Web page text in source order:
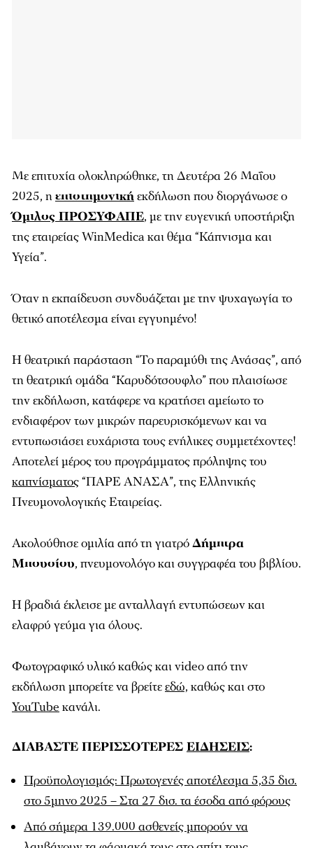
Με επιτυχία ολοκληρώθηκε, τη Δευτέρα 26 Μαΐου
2025, ηεπιστημονικήεκδήλωση που διοργάνωσε ο
Όμιλος ΠΡΟΣΥΦΑΠΕ, με την ευγενική υποστήριξη
της εταιρείας WinMedica και θέμα “Κάπνισμα και
Υγεία”.
Όταν η εκπαίδευση συνδυάζεται με την ψυχαγωγία το
θετικό αποτέλεσμα είναι εγγυημένο!
Η θεατρική παράσταση “Το παραμύθι της Ανάσας”, από
τη θεατρική ομάδα “Καρυδότσουφλο” που πλαισίωσε
την εκδήλωση, κατάφερε να κρατήσει αμείωτο το
ενδιαφέρον των μικρών παρευρισκόμενων και να
εντυπωσιάσει ευχάριστα τους ενήλικες συμμετέχοντες!
Αποτελεί μέρος του προγράμματος πρόληψης του
καπνίσματος“ΠΑΡΕ ΑΝΑΣΑ”, της Ελληνικής
Πνευμονολογικής Εταιρείας.
Ακολούθησε ομιλία από τη γιατρόΔήμητρα
Μπουσίου, πνευμονολόγο και συγγραφέα του βιβλίου.
Η βραδιά έκλεισε με ανταλλαγή εντυπώσεων και
ελαφρύ γεύμα για όλους.
Φωτογραφικό υλικό καθώς και video από την
εκδήλωση μπορείτε να βρείτεεδώ, καθώς και στο
YouTube κανάλι.
ΔΙΑΒΑΣΤΕ ΠΕΡΙΣΣΟΤΕΡΕΣ ΕΙΔΗΣΕΙΣ:
Προϋπολογισμός: Πρωτογενές αποτέλεσμα 5,35 δισ.
στο 5μηνο 2025 – Στα 27 δισ. τα έσοδα από φόρους
Από σήμερα 139.000 ασθενείς μπορούν να